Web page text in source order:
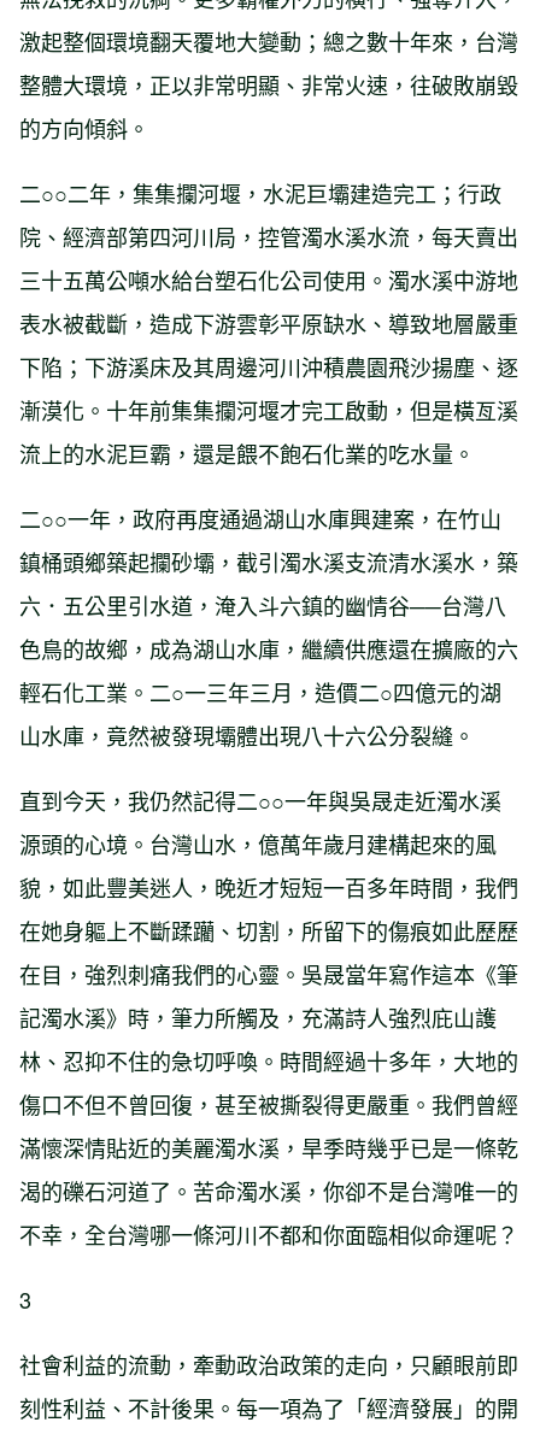
激起整個環境翻天覆地大變動；總之數十年來，台灣
整體大環境，正以非常明顯、非常火速，往破敗崩毀
的方向傾斜。
二○○二年，集集攔河堰，水泥巨壩建造完工；行政
院、經濟部第四河川局，控管濁水溪水流，每天賣出
三十五萬公噸水給台塑石化公司使用。濁水溪中游地
表水被截斷，造成下游雲彰平原缺水、導致地層嚴重
下陷；下游溪床及其周邊河川沖積農園飛沙揚塵、逐
漸漠化。十年前集集攔河堰才完工啟動，但是橫亙溪
流上的水泥巨霸，還是餵不飽石化業的吃水量。
二○○一年，政府再度通過湖山水庫興建案，在竹山
鎮桶頭鄉築起攔砂壩，截引濁水溪支流清水溪水，築
六．五公里引水道，淹入斗六鎮的幽情谷──台灣八
色鳥的故鄉，成為湖山水庫，繼續供應還在擴廠的六
輕石化工業。二○一三年三月，造價二○四億元的湖
山水庫，竟然被發現壩體出現八十六公分裂縫。
直到今天，我仍然記得二○○一年與吳晟走近濁水溪
源頭的心境。台灣山水，億萬年歲月建構起來的風
貌，如此豐美迷人，晚近才短短一百多年時間，我們
在她身軀上不斷蹂躪、切割，所留下的傷痕如此歷歷
在目，強烈刺痛我們的心靈。吳晟當年寫作這本《筆
記濁水溪》時，筆力所觸及，充滿詩人強烈庇山護
林、忍抑不住的急切呼喚。時間經過十多年，大地的
傷口不但不曾回復，甚至被撕裂得更嚴重。我們曾經
滿懷深情貼近的美麗濁水溪，旱季時幾乎已是一條乾
渴的礫石河道了。苦命濁水溪，你卻不是台灣唯一的
不幸，全台灣哪一條河川不都和你面臨相似命運呢？
3
社會利益的流動，牽動政治政策的走向，只顧眼前即
刻性利益、不計後果。每一項為了「經濟發展」的開